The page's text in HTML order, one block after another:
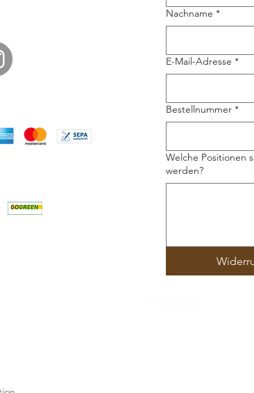
Nachname *
E-Mail-Adresse *
Bestellnummer *
Welche Positionen
werden?